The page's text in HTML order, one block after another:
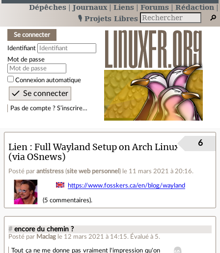
Dépêches Journaux Liens Forums
Rédaction
🎙️ Projets Libres
Se connecter
Identifiant
Mot de passe
Connexion automatique
Pas de compte ? S’inscrire…
Lien
Full Wayland Setup on Arch Linux
(via OSnews)
Posté par antistress (site web personnel ) le 11 mars 2021 à 20:16.
6
https://www.fosskers.ca/en/blog/wayland
(5 commentaires).
# encore du chemin ?
Posté par Maclag le 12 mars 2021 à 14:15. Évalué à 5.
Tout ça ne me donne pas vraiment l'impression qu'on